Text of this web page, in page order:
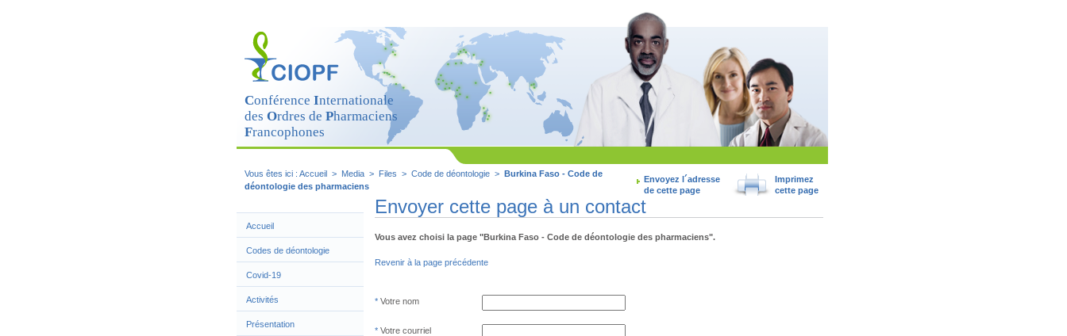
Conférence Internationale
des Ordres de Pharmaciens
Francophones
Imprimez
cette page
Envoyez l´adresse
de cette page
Vous êtes ici : Accueil > Media > Files > Code de déontologie > Burkina Faso - Code de
déontologie des pharmaciens
Accueil
Codes de déontologie
Covid-19
Activités
Présentation
Envoyer cette page à un contact
Vous avez choisi la page "Burkina Faso - Code de déontologie des pharmaciens".
Revenir à la page précédente
Votre nom
Votre courriel